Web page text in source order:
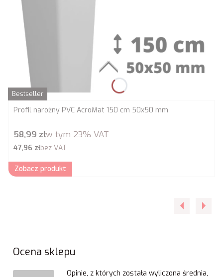
Bestseller
Profil narożny PVC AcroMat 150 cm 50x50 mm
Cena brutto
58,99 złw tym 23% VAT
Cena netto
47,96 złbez VAT
Zobacz produkt
Ocena sklepu
Opinie, z których została wyliczona średnia,